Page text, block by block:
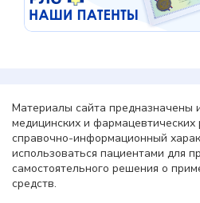
Материалы сайта предназначены
медицинских и фармацевтических
справочно-информационный
использоваться пациентами для
самостоятельного решения о
средств.